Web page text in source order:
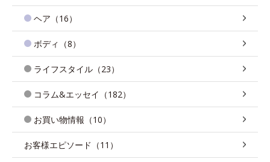
ヘア（16）
ボディ（8）
ライフスタイル（23）
コラム&エッセイ（182）
お買い物情報（10）
お客様エピソード（11）